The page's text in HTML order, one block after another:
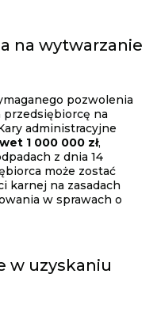
na wytwarzanie
pozwolenia
przedsiębiorcę na
administracyjne
1 000 000 zł,
z dnia 14
może zostać
karnej na zasadach
w sprawach o
w uzyskaniu